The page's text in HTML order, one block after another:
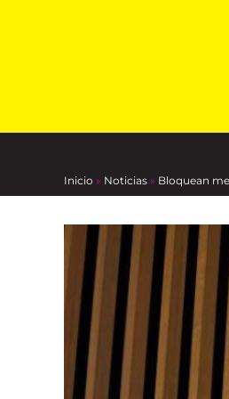
Inicio » Noticias » Bloquean